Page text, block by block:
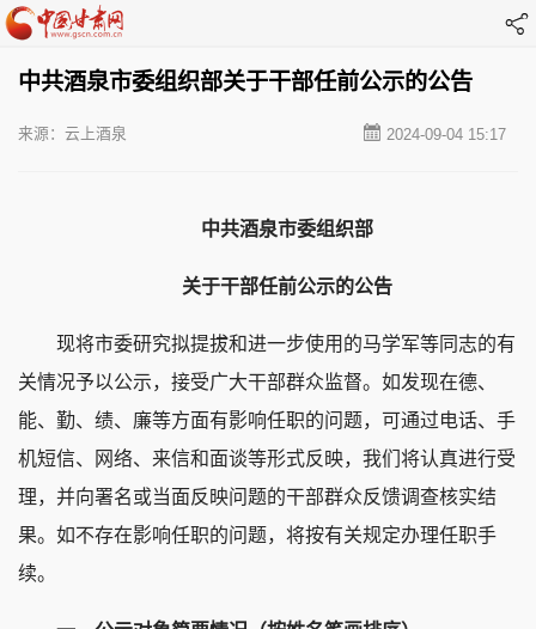
中共酒泉市委组织部关于干部任前公示的公告
2024-09-04 15:17
来源：云上酒泉
中共酒泉市委组织部
关于干部任前公示的公告
现将市委研究拟提拔和进一步使用的马学军等同志的有
关情况予以公示，接受广大干部群众监督。如发现在德、
能、勤、绩、廉等方面有影响任职的问题，可通过电话、手
机短信、网络、来信和面谈等形式反映，我们将认真进行受
理，并向署名或当面反映问题的干部群众反馈调查核实结
果。如不存在影响任职的问题，将按有关规定办理任职手
续。